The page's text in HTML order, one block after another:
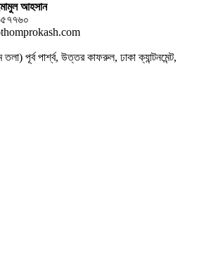
আহসান
তলা) পূর্ব পার্শ্ব, উত্তর কাফরুল, ঢাকা ক্যান্টনমেন্ট,